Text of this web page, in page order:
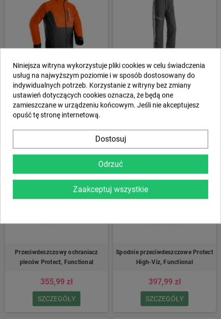
Kurtka do prac leśnych Classic
313,99 zł
SZCZEGÓŁY
Spodnie do pasa, Classic Entry
349,00 zł
Przeciwdeszczowy ochraniacz
pleców Protect, Functional
355,99 zł
SZCZEGÓŁY
Spodnie przeciwdeszczowe Protect
High-Viz, Functional
397,99 zł
SZCZEGÓŁY
Niniejsza witryna wykorzystuje pliki cookies w celu świadczenia
usług na najwyższym poziomie i w sposób dostosowany do
indywidualnych potrzeb. Korzystanie z witryny bez zmiany
ustawień dotyczących cookies oznacza, że będą one
zamieszczane w urządzeniu końcowym. Jeśli nie akceptujesz
opuść tę stronę internetową.
Dostosuj
Odrzuć
Zaakceptuj wszystkie